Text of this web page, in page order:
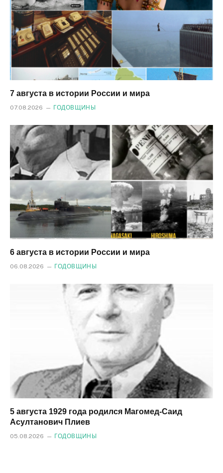
7 августа в истории России и мира
07.08.2026 ГОДОВЩИНЫ
6 августа в истории России и мира
06.08.2026 ГОДОВЩИНЫ
5 августа 1929 года родился Магомед‑Саид
Асултанович Плиев
05.08.2026 ГОДОВЩИНЫ